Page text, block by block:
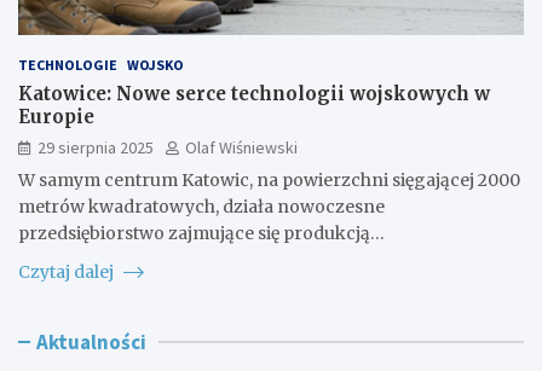
TECHNOLOGIE WOJSKO
Katowice: Nowe serce technologii wojskowych w
Europie
29 sierpnia 2025
Olaf Wiśniewski
W samym centrum Katowic, na powierzchni sięgającej 2000
metrów kwadratowych, działa nowoczesne
przedsiębiorstwo zajmujące się produkcją…
Czytaj dalej
Aktualności